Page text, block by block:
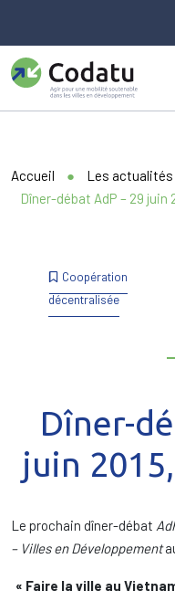
Accueil ● Les actualités
Dîner-débat AdP – 29 juin
Coopération
décentralisée
Dîner-
juin
Le prochain dîner-débat
– Villes en Développement
« Faire la ville au
Panneau de gestion des